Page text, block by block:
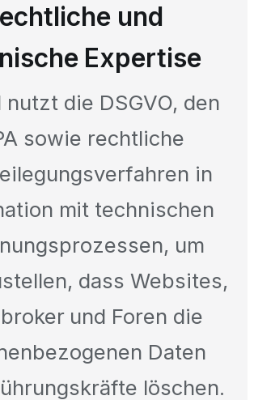
und
Expertise
nutzt die DSGVO, den
sowie rechtliche
in
mit technischen
um
dass Websites,
und Foren die
Daten
löschen.